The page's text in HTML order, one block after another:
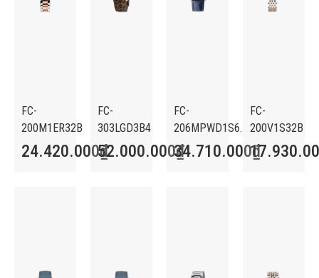
FC-
200M1ER32B
24.420.000₫
FC-
303LGD3B4
52.000.000₫
FC-
206MPWD1S6.
34.710.000₫
FC-
200V1S32B